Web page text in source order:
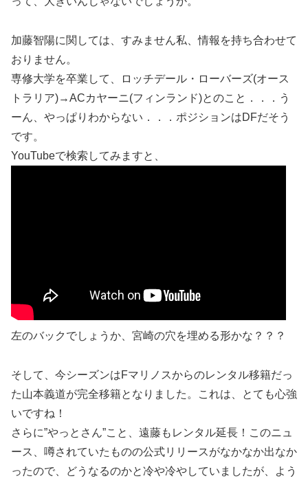
加藤智陽に関しては、すみません私、情報を持ち合わせて
おりません。
専修大学を卒業して、ロッチデール・ローバーズ(オース
トラリア)→ACカヤーニ(フィンランド)とのこと．．．う
ーん、やっぱりわからない．．．ポジションはDFだそう
です。
YouTubeで検索してみますと、
左のバックでしょうか、宮崎の穴を埋める形かな？？？
そして、今シーズンはFマリノスからのレンタル移籍だっ
た山本義道が完全移籍となりました。これは、とても心強
いですね！
さらに”やっとさん”こと、遠藤もレンタル延長！このニュ
ース、噂されていたものの公式リリースがなかなか出なか
ったので、どうなるのかと冷や冷やしていましたが、よう